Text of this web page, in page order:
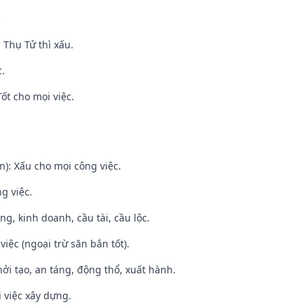
Tử thì xấu.
cho mọi việc.
Xấu cho mọi công việc.
việc.
kinh doanh, cầu tài, cầu lộc.
(ngoại trừ săn bắn tốt).
tạo, an táng, động thổ, xuất hành.
việc xây dựng.